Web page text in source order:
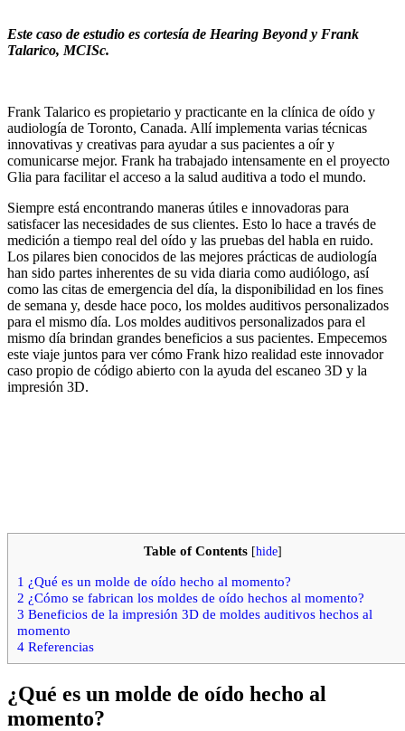
Este caso de estudio es cortesía de Hearing Beyond y Frank
Talarico, MCISc.
Frank Talarico es propietario y practicante en la clínica de oído y
audiología de Toronto, Canada. Allí implementa varias técnicas
innovativas y creativas para ayudar a sus pacientes a oír y
comunicarse mejor. Frank ha trabajado intensamente en el proyecto
Glia para facilitar el acceso a la salud auditiva a todo el mundo.
Siempre está encontrando maneras útiles e innovadoras para
satisfacer las necesidades de sus clientes. Esto lo hace a través de
medición a tiempo real del oído y las pruebas del habla en ruido.
Los pilares bien conocidos de las mejores prácticas de audiología
han sido partes inherentes de su vida diaria como audiólogo, así
como las citas de emergencia del día, la disponibilidad en los fines
de semana y, desde hace poco, los moldes auditivos personalizados
para el mismo día. Los moldes auditivos personalizados para el
mismo día brindan grandes beneficios a sus pacientes. Empecemos
este viaje juntos para ver cómo Frank hizo realidad este innovador
caso propio de código abierto con la ayuda del escaneo 3D y la
impresión 3D.
Table of Contents [hide]
1 ¿Qué es un molde de oído hecho al momento?
2 ¿Cómo se fabrican los moldes de oído hechos al momento?
3 Beneficios de la impresión 3D de moldes auditivos hechos al
momento
4 Referencias
¿Qué es un molde de oído hecho al
momento?